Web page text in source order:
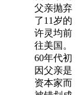
父亲抛弃
了11岁的
许灵均前
往美国。
60年代初
因父亲是
资本家而